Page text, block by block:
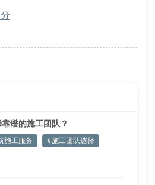
把控交付时间。
谱的施工团队？
施工服务 #施工团队选择